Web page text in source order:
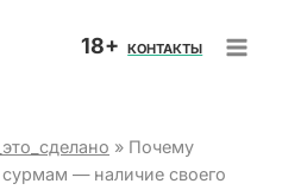
18+ КОНТАКТЫ
» Почему
сурмам — наличие своего